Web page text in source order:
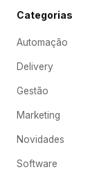
Categorias
Automação
Delivery
Gestão
Marketing
Novidades
Software